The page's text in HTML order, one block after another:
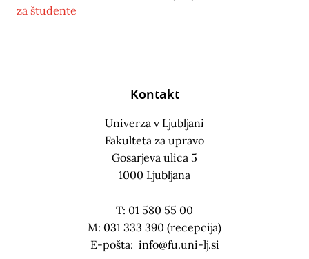
za študente
Kontakt
Univerza v Ljubljani
Fakulteta za upravo
Gosarjeva ulica 5
1000 Ljubljana
T: 01 580 55 00
M: 031 333 390 (recepcija)
E-pošta: info@fu.uni-lj.si